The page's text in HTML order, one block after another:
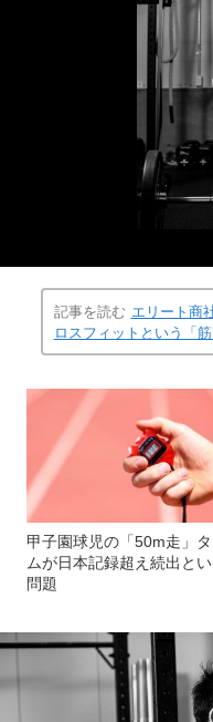
記事を読む エリート商
ロスフィットという「筋
甲子園球児の「50m走」タ
ムが日本記録超え続出とい
問題